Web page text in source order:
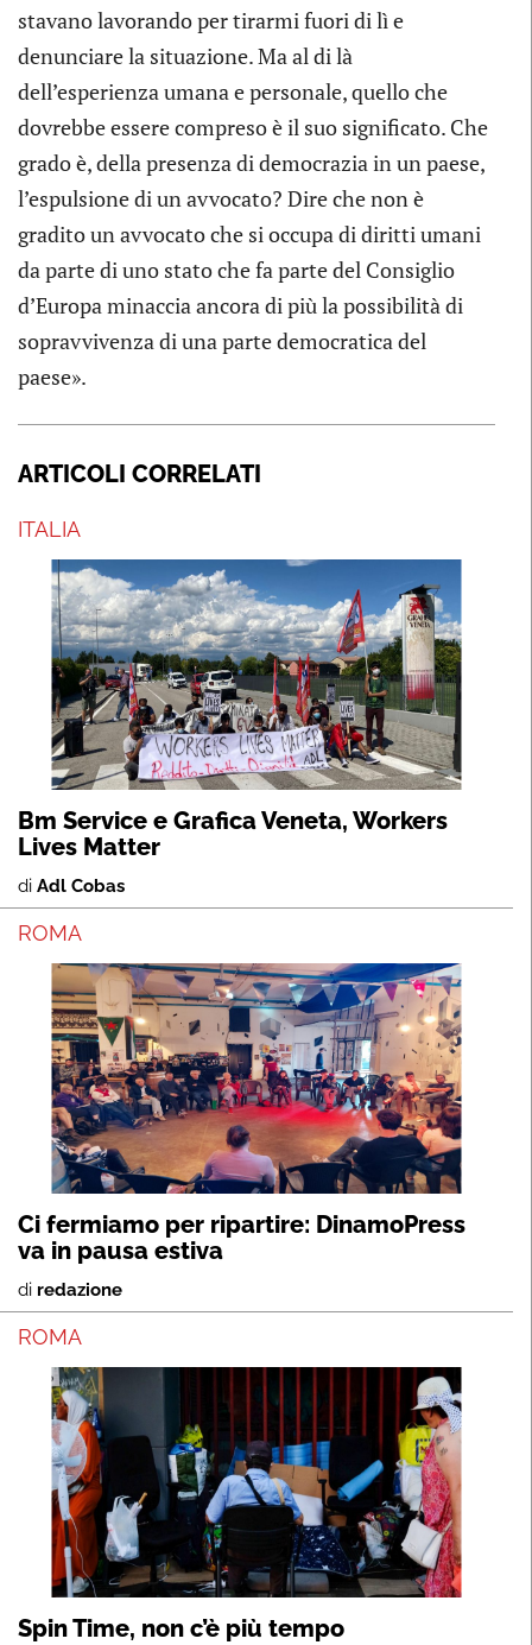
stavano lavorando per tirarmi fuori di lì e
denunciare la situazione. Ma al di là
dell’esperienza umana e personale, quello che
dovrebbe essere compreso è il suo significato. Che
grado è, della presenza di democrazia in un paese,
l’espulsione di un avvocato? Dire che non è
gradito un avvocato che si occupa di diritti umani
da parte di uno stato che fa parte del Consiglio
d’Europa minaccia ancora di più la possibilità di
sopravvivenza di una parte democratica del
paese».
ARTICOLI CORRELATI
ITALIA
Bm Service e Grafica Veneta, Workers
Lives Matter
di Adl Cobas
ROMA
Ci fermiamo per ripartire: DinamoPress
va in pausa estiva
di redazione
ROMA
Spin Time, non c’è più tempo